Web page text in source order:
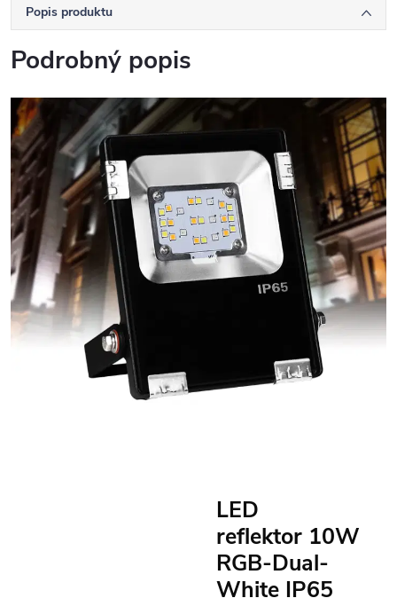
Popis produktu
Podrobný popis
LED
reflektor 10W
RGB-Dual-
White IP65